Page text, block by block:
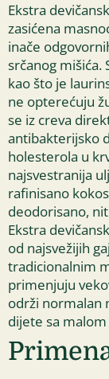
Ekstra
zasićena
inače
srčanog mišića.
kao što je
ne opterećuju
se iz creva
antibakterijsko
holesterola u
najsvestranija
rafinisano
deodorisano,
Ekstra
od najsvežijih
tradicionalnim
primenjuju
održi normalan
dijete sa